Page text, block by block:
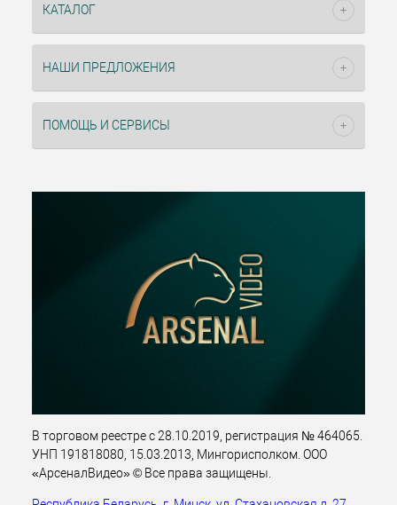
КАТАЛОГ
НАШИ ПРЕДЛОЖЕНИЯ
ПОМОЩЬ И СЕРВИСЫ
В торговом реестре с 28.10.2019, регистрация № 464065.
УНП 191818080, 15.03.2013, Мингорисполком. ООО
«АрсеналВидео» © Все права защищены.